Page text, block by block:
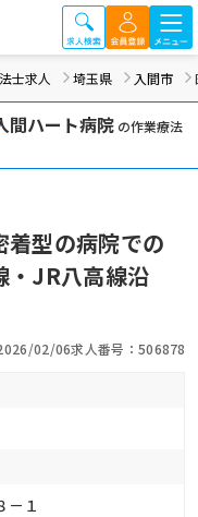
士求人 埼玉県 入間市
間ハート病院 の作業療法
型の病院での
・JR八高線沿
02/06求人番号：506878
－１